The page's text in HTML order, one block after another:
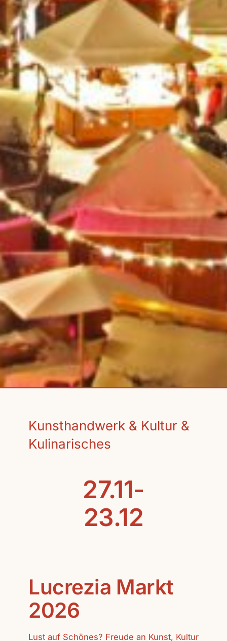
Kunsthandwerk & Kultur &
Kulinarisches
27.11-
23.12
Lucrezia Markt
2026
Lust auf Schönes? Freude an Kunst, Kultur